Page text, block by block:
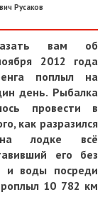
Русаков
вам об
2012 года
поплыл на
день. Рыбалка
провести в
как разразился
лодке всё
его без
и воды посреди
10 782 км